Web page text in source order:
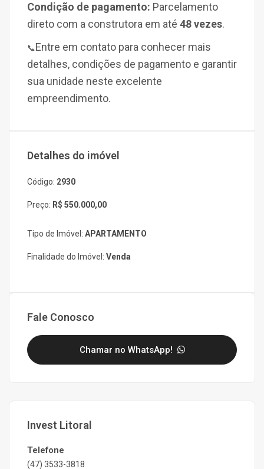
Condição de pagamento: Parcelamento
direto com a construtora em até 48 vezes.
📞Entre em contato para conhecer mais
detalhes, condições de pagamento e garantir
sua unidade neste excelente
empreendimento.
Detalhes do imóvel
Código: 2930
Preço: R$ 550.000,00
Tipo de Imóvel: APARTAMENTO
Finalidade do Imóvel: Venda
Fale Conosco
Chamar no WhatsApp!
Invest Litoral
Telefone
(47) 3533-3818